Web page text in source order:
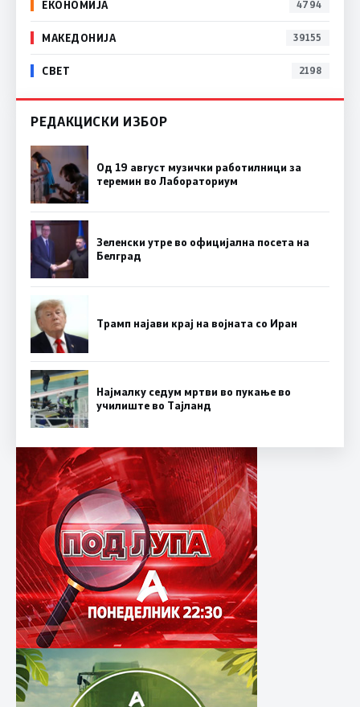
ЕКОНОМИЈА 4794
МАКЕДОНИЈА 39155
СВЕТ 2198
РЕДАКЦИСКИ ИЗБОР
Од 19 август музички работилници за
теремин во Лабораториум
Зеленски утре во официјална посета на
Белград
Трамп најави крај на војната со Иран
Најмалку седум мртви во пукање во
училиште во Тајланд